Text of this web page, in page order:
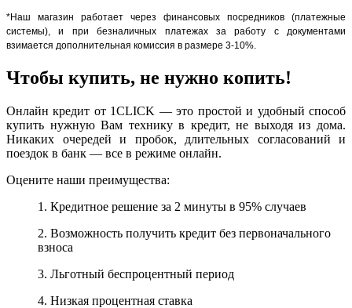
*Наш магазин работает через финансовых посредников (платежные
системы), и при безналичных платежах за работу с документами
взимается дополнительная комиссия в размере 3-10%.
Чтобы купить, не нужно копить!
Онлайн кредит от 1CLICK — это простой и удобный способ
купить нужную Вам технику в кредит, не выходя из дома.
Никаких очередей и пробок, длительных согласований и
поездок в банк — все в режиме онлайн.
Оцените наши преимущества:
1. Кредитное решение за 2 минуты в 95% случаев
2. Возможность получить кредит без первоначального
взноса
3. Льготный беспроцентный период
4. Низкая процентная ставка